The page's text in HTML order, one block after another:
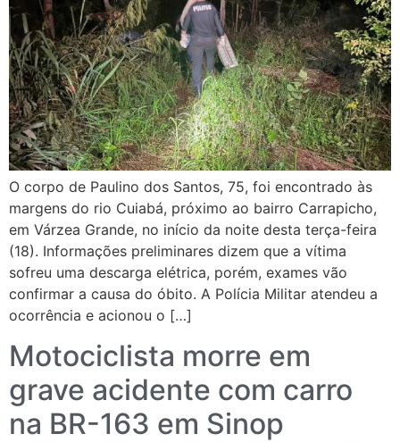
O corpo de Paulino dos Santos, 75, foi encontrado às
margens do rio Cuiabá, próximo ao bairro Carrapicho,
em Várzea Grande, no início da noite desta terça-feira
(18). Informações preliminares dizem que a vítima
sofreu uma descarga elétrica, porém, exames vão
confirmar a causa do óbito. A Polícia Militar atendeu a
ocorrência e acionou o […]
Motociclista morre em
grave acidente com carro
na BR-163 em Sinop